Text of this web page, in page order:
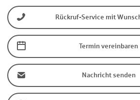
Rückruf-Service mit
Termin vereinbaren
Nachricht senden